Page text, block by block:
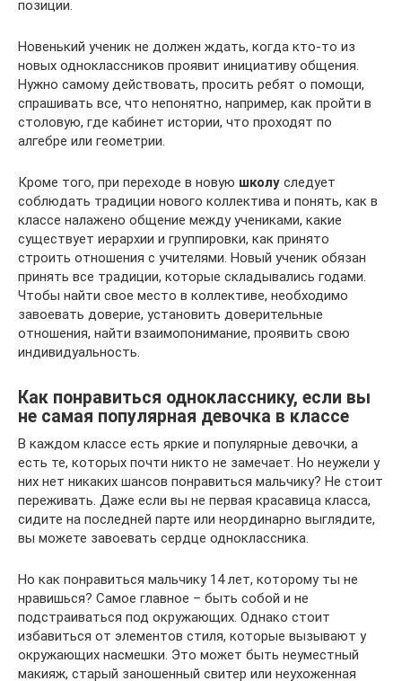
позиции.
Новенький ученик не должен ждать, когда кто-то из
новых одноклассников проявит инициативу общения.
Нужно самому действовать, просить ребят о помощи,
спрашивать все, что непонятно, например, как пройти в
столовую, где кабинет истории, что проходят по
алгебре или геометрии.
Кроме того, при переходе в новую школу следует
соблюдать традиции нового коллектива и понять, как в
классе налажено общение между учениками, какие
существует иерархии и группировки, как принято
строить отношения с учителями. Новый ученик обязан
принять все традиции, которые складывались годами.
Чтобы найти свое место в коллективе, необходимо
завоевать доверие, установить доверительные
отношения, найти взаимопонимание, проявить свою
индивидуальность.
Как понравиться однокласснику, если вы
не самая популярная девочка в классе
В каждом классе есть яркие и популярные девочки, а
есть те, которых почти никто не замечает. Но неужели у
них нет никаких шансов понравиться мальчику? Не стоит
переживать. Даже если вы не первая красавица класса,
сидите на последней парте или неординарно выглядите,
вы можете завоевать сердце одноклассника.
Но как понравиться мальчику 14 лет, которому ты не
нравишься? Самое главное – быть собой и не
подстраиваться под окружающих. Однако стоит
избавиться от элементов стиля, которые вызывают у
окружающих насмешки. Это может быть неуместный
макияж, старый заношенный свитер или неухоженная